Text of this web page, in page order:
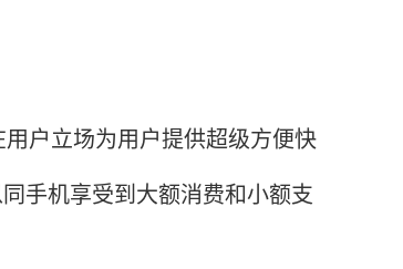
户立场为用户提供超级方便快
手机享受到大额消费和小额支